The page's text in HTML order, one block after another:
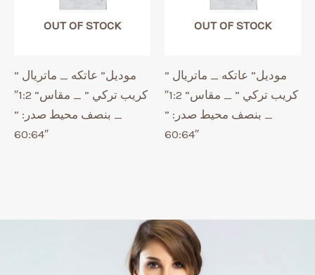
OUT OF STOCK
موديل” عاتكه _ ماتريال ”
كريب تركي ” _ مقاس” 1:2″
_ بنصف محيط صدر: ”
60:64″
OUT OF STOCK
موديل” عاتكه _ ماتريال ”
كريب تركي ” _ مقاس” 1:2″
_ بنصف محيط صدر: ”
60:64″